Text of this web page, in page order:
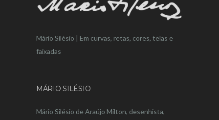
Mário Silésio | Em curvas, retas, cores, telas e
faixadas
MÁRIO SILÉSIO
Mário Silésio de Araújo Milton, desenhista,